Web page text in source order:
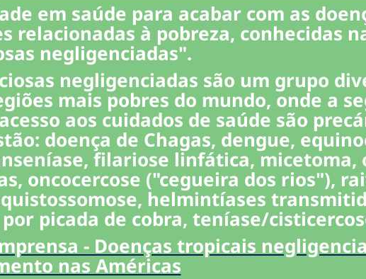
em saúde para acabar com as
relacionadas à pobreza, conhecidas
negligenciadas".
negligenciadas são um grupo
mais pobres do mundo, onde a
aos cuidados de saúde são
doença de Chagas, dengue,
filariose linfática, micetoma,
oncocercose ("cegueira dos rios"),
helmintíases
picada de cobra, teníase/
- Doenças tropicais
nas Américas